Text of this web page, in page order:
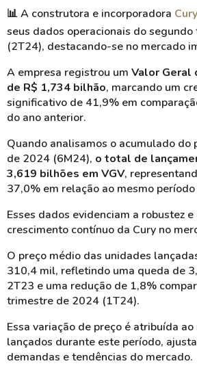
📊A construtora e incorporadora
seus dados operacionais do
(2T24), destacando-se no mercado
A empresa registrou um Valor Geral
de R$ 1,734 bilhão, marcando um
significativo de 41,9% em
do ano anterior.
Quando analisamos o acumulado do
de 2024 (6M24), o total de
3,619 bilhões em VGV,
37,0% em relação ao mesmo
Esses dados evidenciam a robustez
crescimento contínuo da Cury no
O preço médio das unidades
310,4 mil, refletindo uma queda de
2T23 e uma redução de 1,8%
trimestre de 2024 (1T24).
Essa variação de preço é atribuída
lançados durante este período,
demandas e tendências do mercado.